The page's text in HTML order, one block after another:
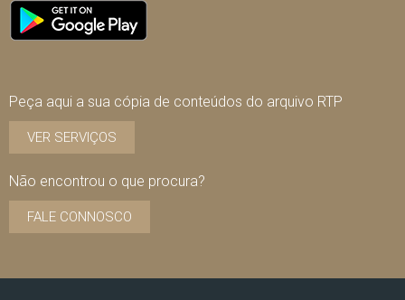
Peça aqui a sua cópia de conteúdos do arquivo RTP
VER SERVIÇOS
Não encontrou o que procura?
FALE CONNOSCO